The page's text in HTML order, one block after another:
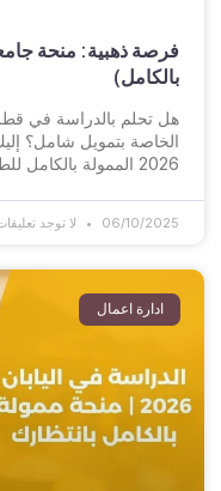
بالكامل)
هل تحلم بالدراسة في
الخاصة بتمويل شامل؟
2026 الممولة بالكامل للطلاب الدوليين.تتيح
06/10/2025 لا توجد
ادارة اعمال